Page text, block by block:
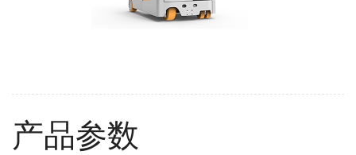
产品参数